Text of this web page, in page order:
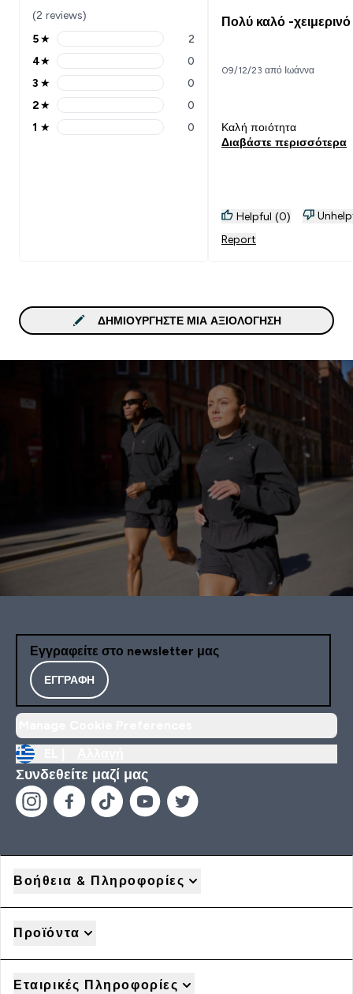
(2 reviews)
5 stars rating 2 reviews
5★ 2
4 stars rating 0 reviews
4★ 0
3 stars rating 0 reviews
3 ★ 0
2 stars rating 0 reviews
2★ 0
1 stars rating 0 reviews
1 ★ 0
Πολύ καλό -χειμερινό
09/12/23 από Ιωάννα
Καλή ποιότητα
Διαβάστε περισσότερα
Helpful (0)
Report
ΔΗΜΙΟΥΡΓΉΣΤΕ ΜΙΑ ΑΞΙΟΛΌΓΗΣΗ
Εγγραφείτε στο newsletter μας
ΕΓΓΡΑΦΉ
Συνδεθείτε μαζί μας
Βοήθεια & Πληροφορίες
Προϊόντα
Εταιρικές Πληροφορίες